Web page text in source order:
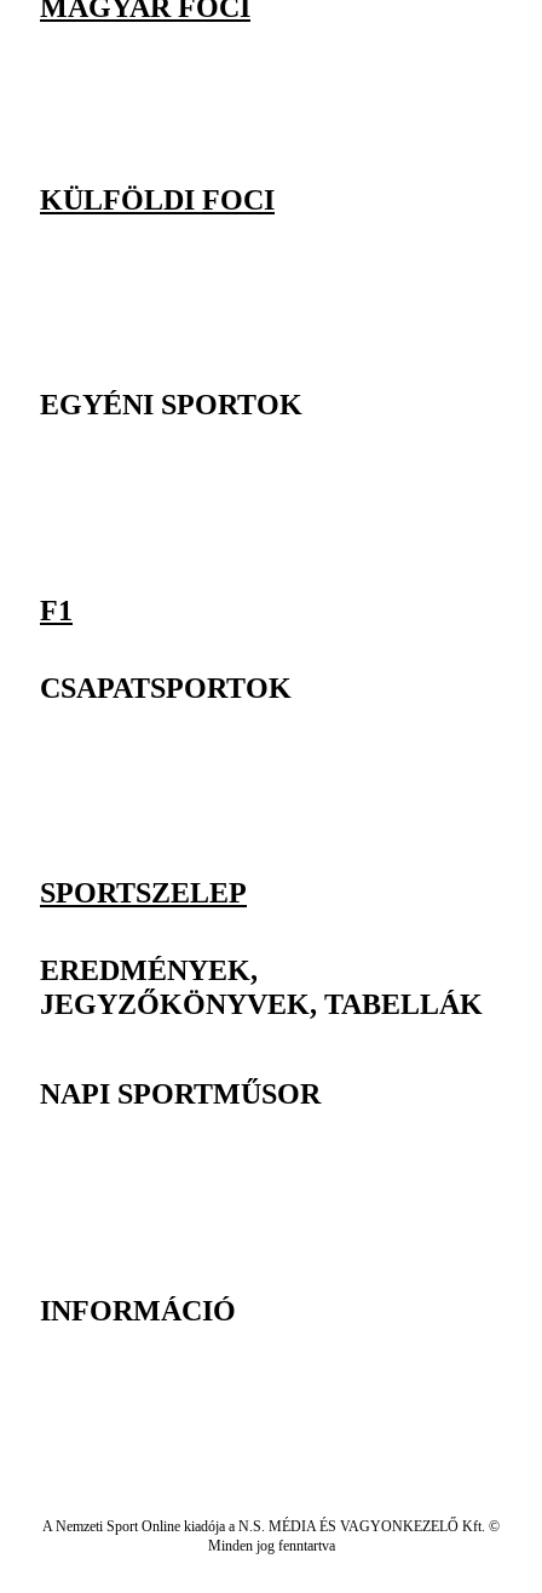
MAGYAR FOCI
KÜLFÖLDI FOCI
EGYÉNI SPORTOK
F1
CSAPATSPORTOK
SPORTSZELEP
EREDMÉNYEK,
JEGYZŐKÖNYVEK, TABELLÁK
NAPI SPORTMŰSOR
INFORMÁCIÓ
A Nemzeti Sport Online kiadója a N.S. MÉDIA ÉS VAGYONKEZELŐ Kft. ©
Minden jog fenntartva